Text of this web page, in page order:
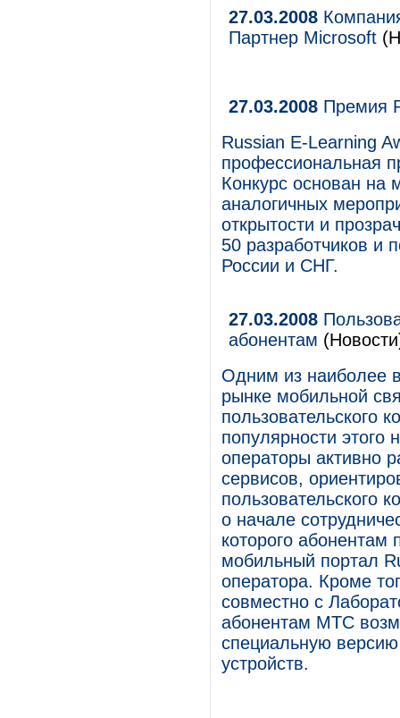
27.03.2008
Партнер Microsoft
27.03.2008 Премия
Russian E-Learning
профессиональная
Конкурс основан на
аналогичных
открытости и
50 разработчиков и
России и СНГ.
27.03.2008
абонентам
Одним из наиболее
рынке мобильной
пользовательского
популярности этого
операторы активно
сервисов,
пользовательского
о начале
которого абонентам
мобильный портал
оператора. Кроме
совместно с
абонентам МТС
специальную
устройств.